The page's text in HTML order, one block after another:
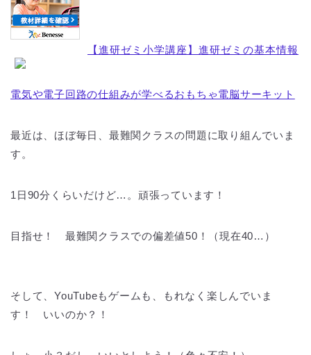
【進研ゼミ小学講座】進研ゼミの基本情報
電気や電子回路の仕組みが学べるおもちゃ電脳サーキット
最近は、ほぼ毎日、最難関クラスの問題に取り組んでいま
す。
1日90分くらいだけど…。頑張っています！
目指せ！ 最難関クラスでの偏差値50！（現在40…）
そして、YouTubeもゲームも、もれなく楽しんでいま
す！ いいのか？！